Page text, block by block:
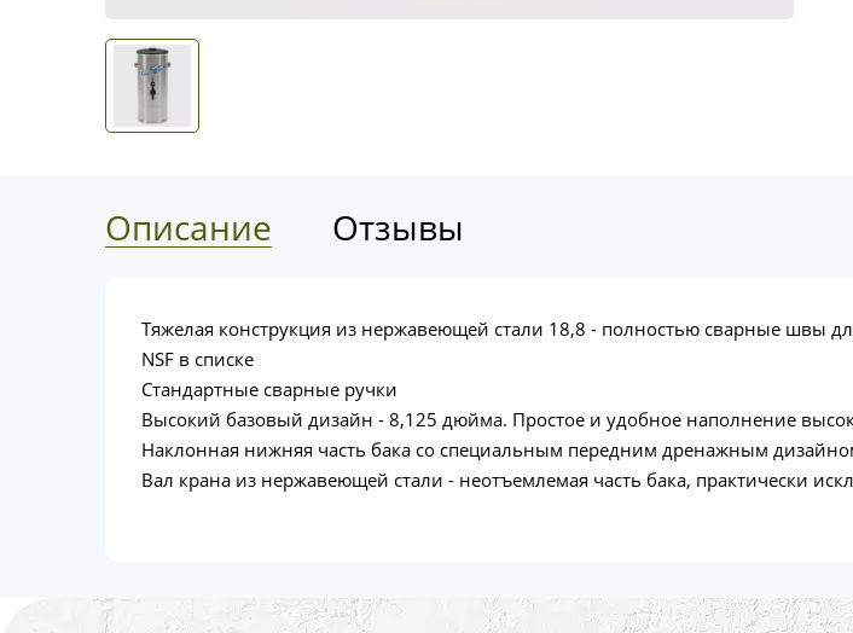
Описание Отзывы
Тяжелая конструкция из нержавеющей стали 18,8 - полностью сварные швы
NSF в списке
Стандартные сварные ручки
Высокий базовый дизайн - 8,125 дюйма. Простое и удобное наполнение
Наклонная нижняя часть бака со специальным передним дренажным
Вал крана из нержавеющей стали - неотъемлемая часть бака, практически